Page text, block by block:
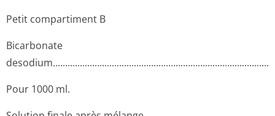
Petit compartiment B
Bicarbonate
Pour 1000 ml.